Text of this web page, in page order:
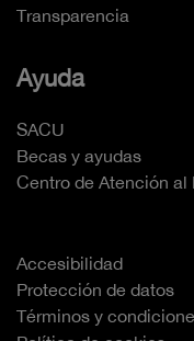
Transparencia
Ayuda
SACU
Becas y ayudas
Centro de Atención al
Accesibilidad
Protección de datos
Términos y